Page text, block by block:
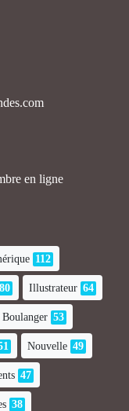
en ligne
112
80 Illustrateur 64
53
Nouvelle 49
47
38